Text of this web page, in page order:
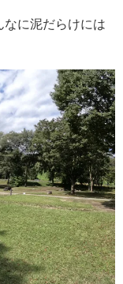
なに泥だらけには